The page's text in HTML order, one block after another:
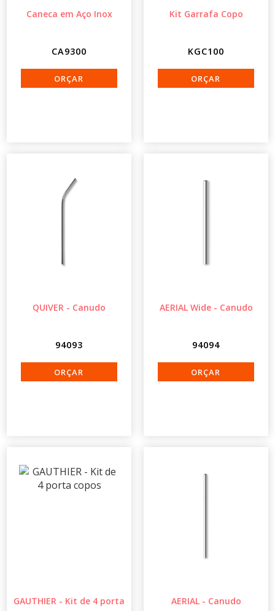
Caneca em Aço Inox
CA9300
Kit Garrafa Copo
KGC100
QUIVER - Canudo
94093
AERIAL Wide - Canudo
94094
GAUTHIER - Kit de 4 porta
AERIAL - Canudo